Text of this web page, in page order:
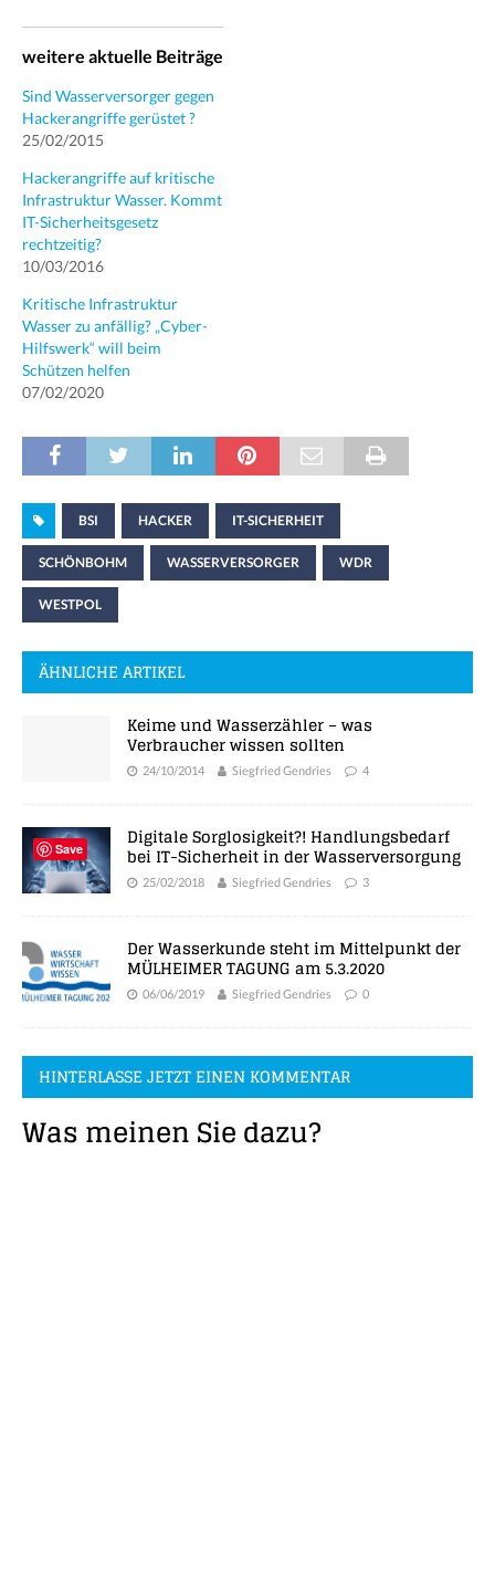
weitere aktuelle Beiträge
Sind Wasserversorger gegen
Hackerangriffe gerüstet ?
25/02/2015
Hackerangriffe auf kritische
Infrastruktur Wasser. Kommt
IT-Sicherheitsgesetz
rechtzeitig?
10/03/2016
Kritische Infrastruktur
Wasser zu anfällig? „Cyber-
Hilfswerk“ will beim
Schützen helfen
07/02/2020
BSI HACKER IT-SICHERHEIT
SCHÖNBOHM WASSERVERSORGER WDR
WESTPOL
ÄHNLICHE ARTIKEL
Keime und Wasserzähler – was
Verbraucher wissen sollten
24/10/2014 Siegfried Gendries 4
Digitale Sorglosigkeit?! Handlungsbedarf
bei IT-Sicherheit in der Wasserversorgung
25/02/2018 Siegfried Gendries 3
Der Wasserkunde steht im Mittelpunkt der
MÜLHEIMER TAGUNG am 5.3.2020
06/06/2019 Siegfried Gendries 0
HINTERLASSE JETZT EINEN KOMMENTAR
Was meinen Sie dazu?
Save